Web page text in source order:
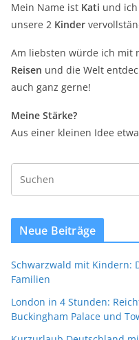
Mein Name ist Kati und
unsere 2 Kinder
Am liebsten würde ich mit
Reisen und die Welt
auch ganz gerne!
Meine Stärke?
Aus einer kleinen Idee
Neue Beiträge
Schwarzwald mit Kindern:
Familien
London in 4 Stunden:
Buckingham Palace und